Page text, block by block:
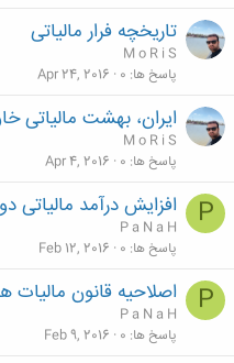
تاریخچه فرار مالیاتی
M o R i S
پاسخ ها 0
Apr 24, 2016
ایران، بهشت مالیاتی
M o R i S
پاسخ ها 0
Apr 4, 2016
P افزایش درآمد مالیاتی دولت در
P a N a H
پاسخ ها 0
Feb 12, 2016
P اصلاحیه قانون
P a N a H
پاسخ ها 0
Feb 9, 2016